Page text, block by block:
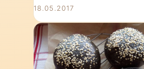
18.05.2017